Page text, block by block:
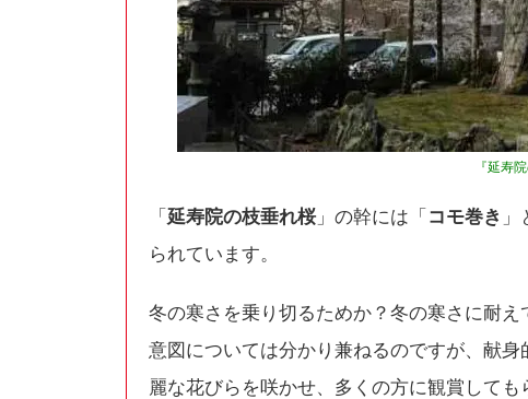
『延寿
「 延寿院の枝垂れ桜」の幹には「 コモ巻き
られています。
冬の寒さを乗り切るためか？冬の寒さに耐
意図については分かり兼ねるのですが、献
麗な花びらを咲かせ、多くの方に観賞しても